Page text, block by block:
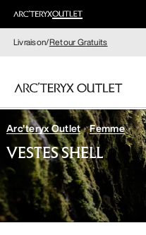
Livraison/Retour Gratuits
FEMME
HOMME
Arc'teryx Outlet Femme
VESTES SHELL